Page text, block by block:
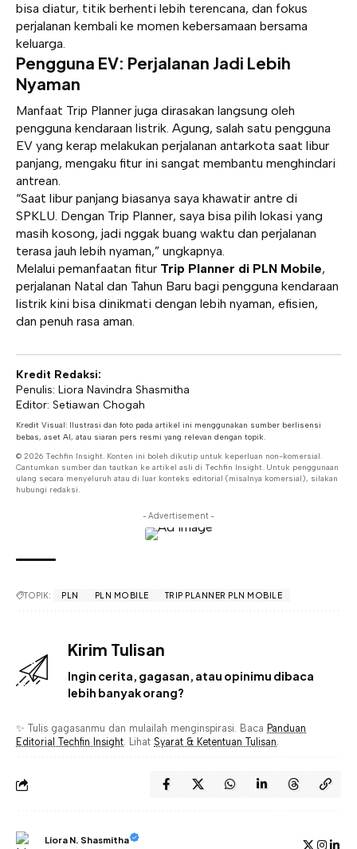
bisa diatur, titik berhenti lebih terencana, dan fokus
perjalanan kembali ke momen kebersamaan bersama
keluarga.
Pengguna EV: Perjalanan Jadi Lebih
Nyaman
Manfaat Trip Planner juga dirasakan langsung oleh
pengguna kendaraan listrik. Agung, salah satu pengguna
EV yang kerap melakukan perjalanan antarkota saat libur
panjang, mengaku fitur ini sangat membantu menghindari
antrean.
“Saat libur panjang biasanya saya khawatir antre di
SPKLU. Dengan Trip Planner, saya bisa pilih lokasi yang
masih kosong, jadi nggak buang waktu dan perjalanan
terasa jauh lebih nyaman,” ungkapnya.
Melalui pemanfaatan fitur Trip Planner di PLN Mobile,
perjalanan Natal dan Tahun Baru bagi pengguna kendaraan
listrik kini bisa dinikmati dengan lebih nyaman, efisien,
dan penuh rasa aman.
Kredit Redaksi:
Penulis: Liora Navindra Shasmitha
Editor: Setiawan Chogah
Kredit Visual: Ilustrasi dan foto pada artikel ini menggunakan sumber berlisensi
bebas, aset AI, atau siaran pers resmi yang relevan dengan topik.
© 2026 Techfin Insight. Konten ini boleh dikutip untuk keperluan non-komersial.
Cantumkan sumber dan tautkan ke artikel asli di Techfin Insight. Untuk penggunaan
ulang secara menyeluruh atau di luar konteks editorial (misalnya komersial), silakan
hubungi redaksi.
- Advertisement -
TOPIK: PLN PLN MOBILE TRIP PLANNER PLN MOBILE
Kirim Tulisan
Ingin cerita, gagasan, atau opinimu dibaca
lebih banyak orang?
✨ Tulis gagasanmu dan mulailah menginspirasi. Baca Panduan
Editorial Techfin Insight. Lihat Syarat & Ketentuan Tulisan.
Liora N. Shasmitha